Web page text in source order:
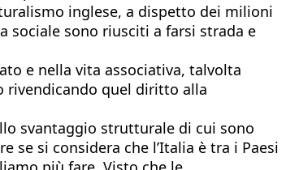
inglese, a dispetto dei milioni
sociale sono riusciti a farsi strada e
e nella vita associativa, talvolta
rivendicando quel diritto alla
svantaggio strutturale di cui sono
si considera che l’Italia è tra i Paesi